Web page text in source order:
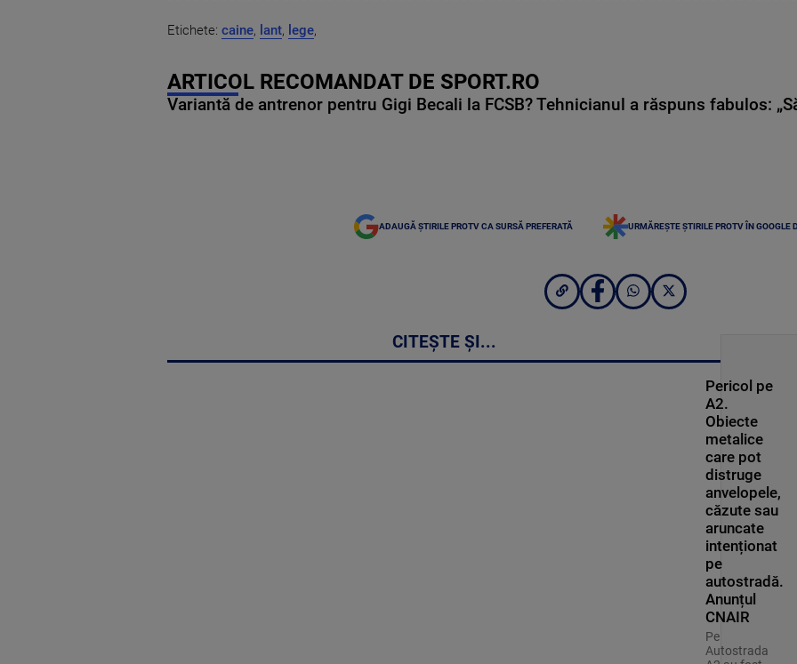
Etichete: caine, lant, lege,
ARTICOL RECOMANDAT DE SPORT.RO
Variantă de antrenor pentru Gigi Becali la FCSB? Tehnicianul a răspuns fabulos:
ADAUGĂ ȘTIRILE PROTV CA SURSĂ PREFERATĂ URMĂREȘTE ȘTIRILE PROTV ÎN GOOGLE
CITEȘTE ȘI...
Pericol pe
A2.
Obiecte
metalice
care pot
distruge
anvelopele,
căzute sau
aruncate
intenționat
pe
autostradă.
Anunțul
CNAIR
Pe
Autostrada